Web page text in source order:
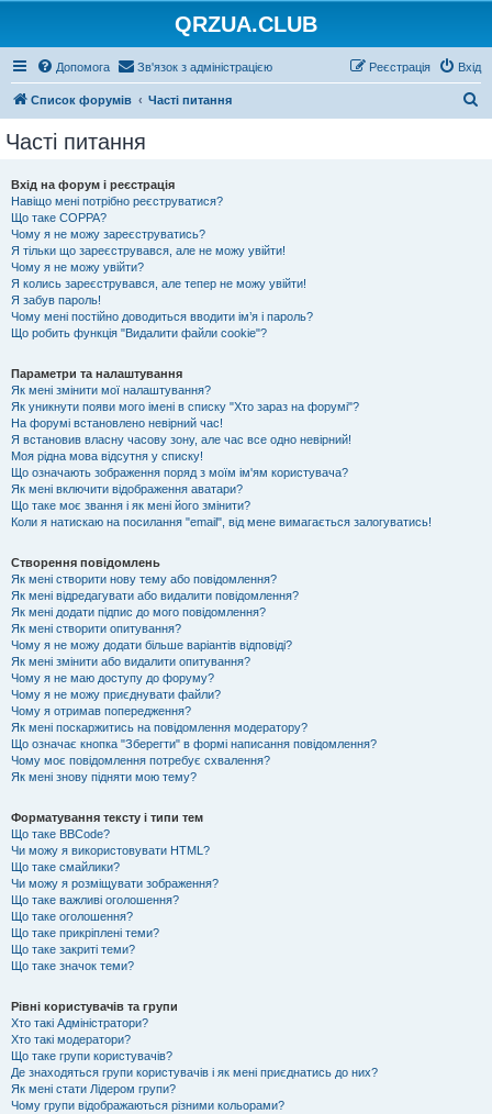
QRZUA.CLUB
Допомога Зв'язок з адміністрацією Вхід
Реєстрація
Список форумів Часті питання
Часті питання
Вхід на форум і реєстрація
Навіщо мені потрібно реєструватися?
Що таке COPPA?
Чому я не можу зареєструватись?
Я тільки що зареєструвався, але не можу увійти!
Чому я не можу увійти?
Я колись зареєструвався, але тепер не можу увійти!
Я забув пароль!
Чому мені постійно доводиться вводити ім’я і пароль?
Що робить функція "Видалити файли cookie"?
Параметри та налаштування
Як мені змінити мої налаштування?
Як уникнути появи мого імені в списку "Хто зараз на форумі"?
На форумі встановлено невірний час!
Я встановив власну часову зону, але час все одно невірний!
Моя рідна мова відсутня у списку!
Що означають зображення поряд з моїм ім'ям користувача?
Як мені включити відображення аватари?
Що таке моє звання і як мені його змінити?
Коли я натискаю на посилання "email", від мене вимагається залогуватись!
Створення повідомлень
Як мені створити нову тему або повідомлення?
Як мені відредагувати або видалити повідомлення?
Як мені додати підпис до мого повідомлення?
Як мені створити опитування?
Чому я не можу додати більше варіантів відповіді?
Як мені змінити або видалити опитування?
Чому я не маю доступу до форуму?
Чому я не можу приєднувати файли?
Чому я отримав попередження?
Як мені поскаржитись на повідомлення модератору?
Що означає кнопка "Зберегти" в формі написання повідомлення?
Чому моє повідомлення потребує схвалення?
Як мені знову підняти мою тему?
Форматування тексту і типи тем
Що таке BBCode?
Чи можу я використовувати HTML?
Що таке смайлики?
Чи можу я розміщувати зображення?
Що таке важливі оголошення?
Що таке оголошення?
Що таке прикріплені теми?
Що таке закриті теми?
Що таке значок теми?
Рівні користувачів та групи
Хто такі Адміністратори?
Хто такі модератори?
Що таке групи користувачів?
Де знаходяться групи користувачів і як мені приєднатись до них?
Як мені стати Лідером групи?
Чому групи відображаються різними кольорами?